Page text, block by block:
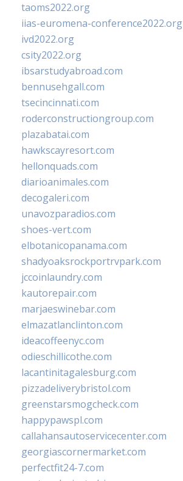
taoms2022.org
iias-euromena-conference2022.org
ivd2022.org
csity2022.org
ibsarstudyabroad.com
bennusehgall.com
tsecincinnati.com
roderconstructiongroup.com
plazabatai.com
hawkscayresort.com
hellonquads.com
diarioanimales.com
decogaleri.com
unavozparadios.com
shoes-vert.com
elbotanicopanama.com
shadyoaksrockportrvpark.com
jccoinlaundry.com
kautorepair.com
marjaeswinebar.com
elmazatlanclinton.com
ideacoffeenyc.com
odieschillicothe.com
lacantinitagalesburg.com
pizzadeliverybristol.com
greenstarsmogcheck.com
happypawspl.com
callahansautoservicecenter.com
georgiascornermarket.com
perfectfit24-7.com